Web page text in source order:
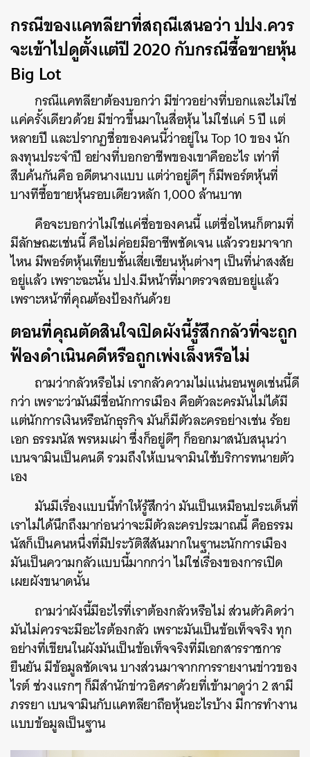
กรณีของแคทลียาที่สฤณีเสนอว่า ปปง.ควร
จะเข้าไปดูตั้งแต่ปี 2020 กับกรณีซื้อขายหุ้น
Big Lot
กรณีแคทลียาต้องบอกว่า มีข่าวอย่างที่บอกและไม่ใช่
แค่ครั้งเดียวด้วย มีข่าวขึ้นมาในสื่อหุ้น ไม่ใช่แค่ 5 ปี แต่
หลายปี และปรากฏชื่อของคนนี้ว่าอยู่ใน Top 10 ของ นัก
ลงทุนประจำปี อย่างที่บอกอาชีพของเขาคืออะไร เท่าที่
สืบค้นกันคือ อดีตนางแบบ แต่ว่าอยู่ดีๆ ก็มีพอร์ตหุ้นที่
บางทีซื้อขายหุ้นรอบเดียวหลัก 1,000 ล้านบาท
คือจะบอกว่าไม่ใช่แค่ชื่อของคนนี้ แต่ชื่อไหนก็ตามที่
มีลักษณะเช่นนี้ คือไม่ค่อยมีอาชีพชัดเจน แล้วรวยมาจาก
ไหน มีพอร์ตหุ้นเทียบชั้นเสี่ยเซียนหุ้นต่างๆ เป็นที่น่าสงสัย
อยู่แล้ว เพราะฉะนั้น ปปง.มีหน้าที่มาตรวจสอบอยู่แล้ว
เพราะหน้าที่คุณต้องป้องกันด้วย
ตอนที่คุณตัดสินใจเปิดผังนี้รู้สึกกลัวที่จะถูก
ฟ้องดำเนินคดีหรือถูกเพ่งเล็งหรือไม่
ถามว่ากลัวหรือไม่ เรากลัวความไม่แน่นอนพูดเช่นนี้ดี
กว่า เพราะว่ามันมีชื่อนักการเมือง คือตัวละครมันไม่ได้มี
แต่นักการเงินหรือนักธุรกิจ มันก็มีตัวละครอย่างเช่น ร้อย
เอก ธรรมนัส พรหมเผ่า ซึ่งก็อยู่ดีๆ ก็ออกมาสนับสนุนว่า
เบนจามินเป็นคนดี รวมถึงให้เบนจามินใช้บริการทนายตัว
เอง
มันมีเรื่องแบบนี้ทำให้รู้สึกว่า มันเป็นเหมือนประเด็นที่
เราไม่ได้นึกถึงมาก่อนว่าจะมีตัวละครประมาณนี้ คือธรรม
นัสก็เป็นคนหนึ่งที่มีประวัติสีสันมากในฐานะนักการเมือง
มันเป็นความกลัวแบบนี้มากกว่า ไม่ใช่เรื่องของการเปิด
เผยผังขนาดนั้น
ถามว่าผังนี้มีอะไรที่เราต้องกลัวหรือไม่ ส่วนตัวคิดว่า
มันไม่ควรจะมีอะไรต้องกลัว เพราะมันเป็นข้อเท็จจริง ทุก
อย่างที่เขียนในผังมันเป็นข้อเท็จจริงที่มีเอกสารราชการ
ยืนยัน มีข้อมูลชัดเจน บางส่วนมาจากการรายงานข่าวของ
ไรต์ ช่วงแรกๆ ก็มีสำนักข่าวอิศราด้วยที่เข้ามาดูว่า 2 สามี
ภรรยา เบนจามินกับแคทลียาถือหุ้นอะไรบ้าง มีการทำงาน
แบบข้อมูลเป็นฐาน